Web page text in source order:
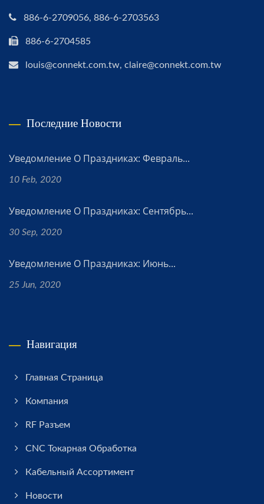
886-6-2709056, 886-6-2703563
886-6-2704585
louis@connekt.com.tw, claire@connekt.com.tw
Последние Новости
Уведомление О Праздниках: Февраль...
10 Feb, 2020
Уведомление О Праздниках: Сентябрь...
30 Sep, 2020
Уведомление О Праздниках: Июнь...
25 Jun, 2020
Навигация
Главная Страница
Компания
RF Разъем
CNC Токарная Обработка
Кабельный Ассортимент
Новости